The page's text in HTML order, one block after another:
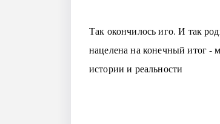
Так окончилось иго. И так
нацелена на конечный итог -
истории и реальности